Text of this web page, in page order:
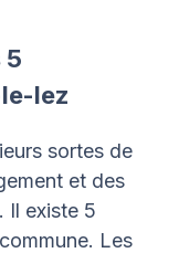
5
lez
sortes de
et des
Il existe 5
Les